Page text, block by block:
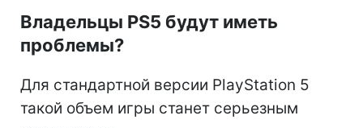
Владельцы PS5 будут иметь
проблемы?
Для стандартной версии PlayStation 5
такой объем игры станет серьезным